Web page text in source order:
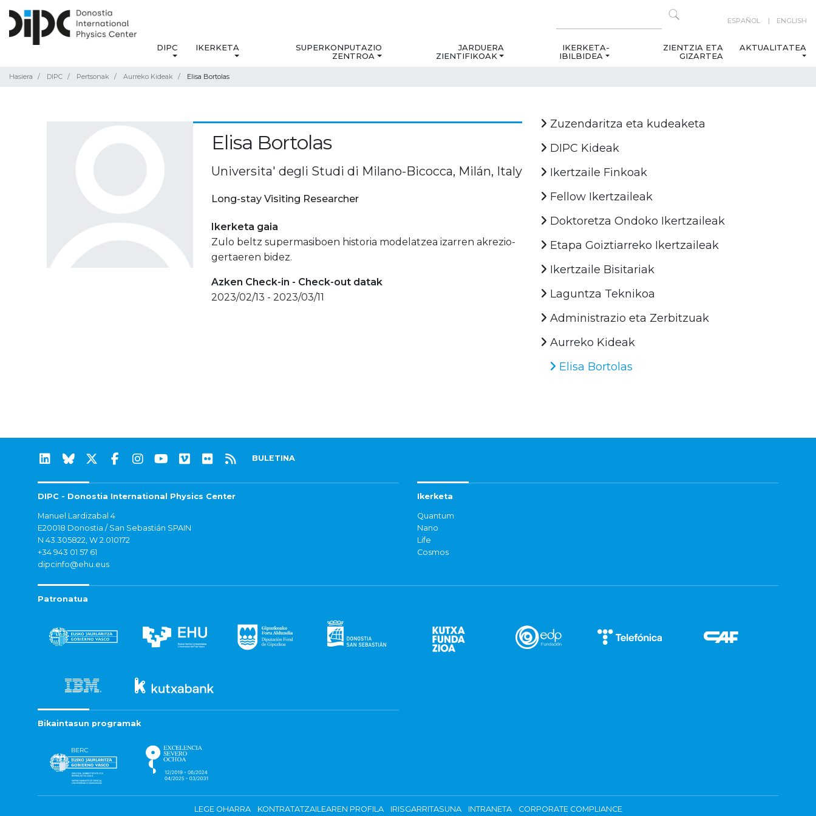
ESPAÑOL ENGLISH
DIPC IKERKETA
SUPERKONPUTAZIO
ZENTROA
JARDUERA
ZIENTIFIKOAK
IKERKETA-
IBILBIDEA
ZIENTZIA ETA
GIZARTEA
AKTUALITATEA
Hasiera DIPC Pertsonak Aurreko Kideak Elisa Bortolas
Elisa Bortolas
Universita' degli Studi di Milano-Bicocca, Milán, Italy
Long-stay Visiting Researcher
Ikerketa gaia
Zulo beltz supermasiboen historia modelatzea izarren akrezio-
gertaeren bidez.
Azken Check-in - Check-out datak
2023/02/13 - 2023/03/11
Zuzendaritza eta kudeaketa
DIPC Kideak
Ikertzaile Finkoak
Fellow Ikertzaileak
Doktoretza Ondoko Ikertzaileak
Etapa Goiztiarreko Ikertzaileak
Ikertzaile Bisitariak
Laguntza Teknikoa
Administrazio eta Zerbitzuak
Aurreko Kideak
Elisa Bortolas
BULETINA
DIPC - Donostia International Physics Center
Manuel Lardizabal 4
E20018 Donostia / San Sebastián SPAIN
N 43.305822, W 2.010172
+34 943 01 57 61
dipcinfo@ehu.eus
Ikerketa
Quantum
Nano
Life
Cosmos
Patronatua
Bikaintasun programak
LEGE OHARRA KONTRATATZAILEAREN PROFILA IRISGARRITASUNA INTRANETA CORPORATE COMPLIANCE